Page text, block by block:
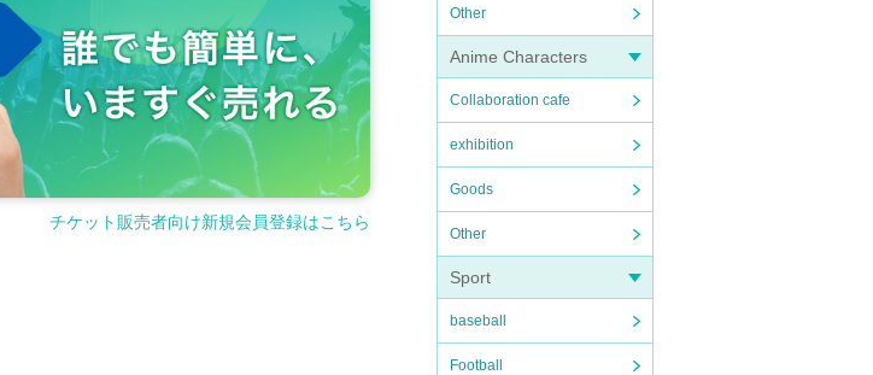
Other
Anime Characters
Collaboration cafe
exhibition
Goods
Other
Sport
baseball
Football
チケット販売者向け新規会員登録はこちら